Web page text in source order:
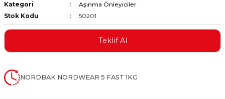
Kaplamalar
ve Penseler
Kategori
Aşınma Önleyiciler
Stok Kodu
50201
Teklif Al
NORDBAK NORDWEAR 5 FAST 1KG